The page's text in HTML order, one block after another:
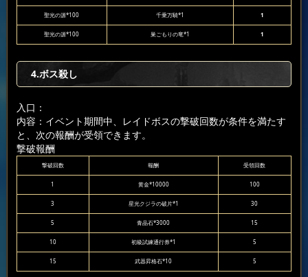
聖光の源*100 千乗万騎*1 1
聖光の源*100 巣ごもりの竜*1 1
4.ボス殺し
入口：
内容：イベント期間中、レイドボスの撃破回数が条件を満たす
と、次の報酬が受領できます。
撃破報酬
撃破回数 報酬 受領回数
1 黄金*10000 100
3 星光クジラの破片*1 30
5 青晶石*3000 15
10 初級試練通行券*1 5
15 武器昇格石*10 5